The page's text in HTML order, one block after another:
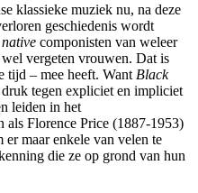
klassieke muziek nu, na deze
geschiedenis wordt
native componisten van weleer
vergeten vrouwen. Dat is
tijd – mee heeft. Want Black
tegen expliciet en impliciet
leiden in het
Florence Price (1887-1953)
maar enkele van velen te
die ze op grond van hun